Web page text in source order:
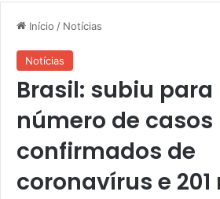
Início / Notícias
Notícias
Brasil: subiu para
número de casos
confirmados de
coronavírus e